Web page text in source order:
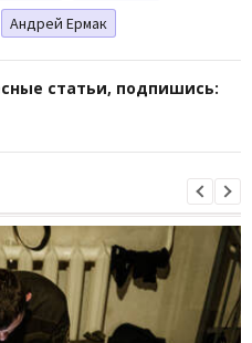
Андрей Ермак
статьи, подпишись: